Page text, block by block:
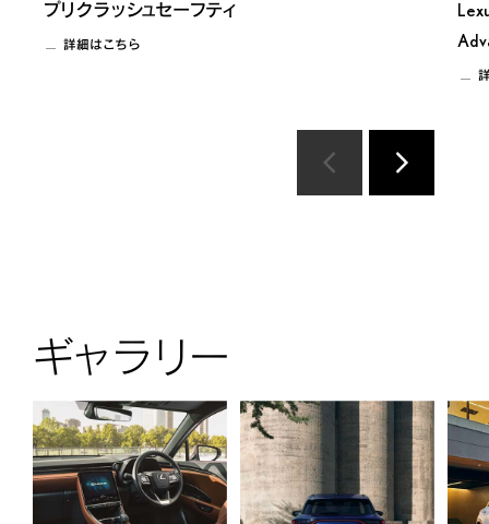
プリクラッシュセーフティ
詳細はこちら
ギャラリー